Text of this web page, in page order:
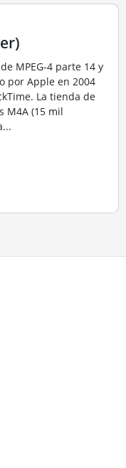
MPEG-4 parte 14 y
por Apple en 2004
La tienda de
M4A (15 mil